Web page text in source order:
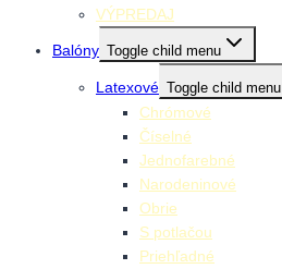
VÝPREDAJ
Balóny Toggle child menu
Latexové Toggle child menu
Chrómové
Číselné
Jednofarebné
Narodeninové
Obrie
S potlačou
Priehľadné